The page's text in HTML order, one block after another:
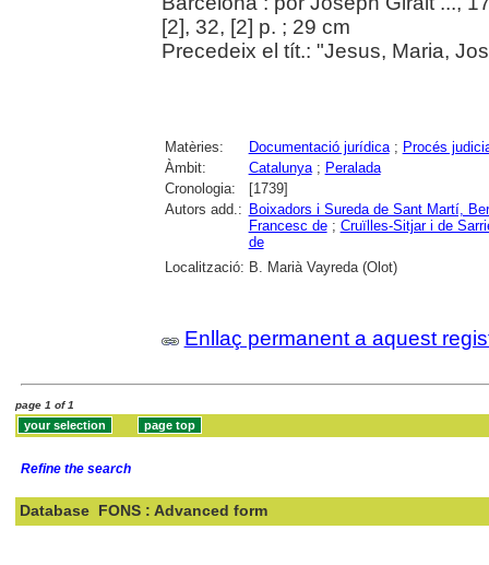
[2], 32, [2] p. ; 29 cm
Precedeix el tít.: "Jesus, Maria,
Matèries: Documentació jurídica; Procés
Àmbit:
Catalunya; Peralada
Cronologia:
[1739]
Autors add.: Boixadors i Sureda de Sant Martí,
Francesc de; Cruïlles-Sitjar i de
de
Localització: B. Marià Vayreda (Olot)
Enllaç permanent a aquest
page 1 of 1
Refine the search
Database FONS : Advanced form